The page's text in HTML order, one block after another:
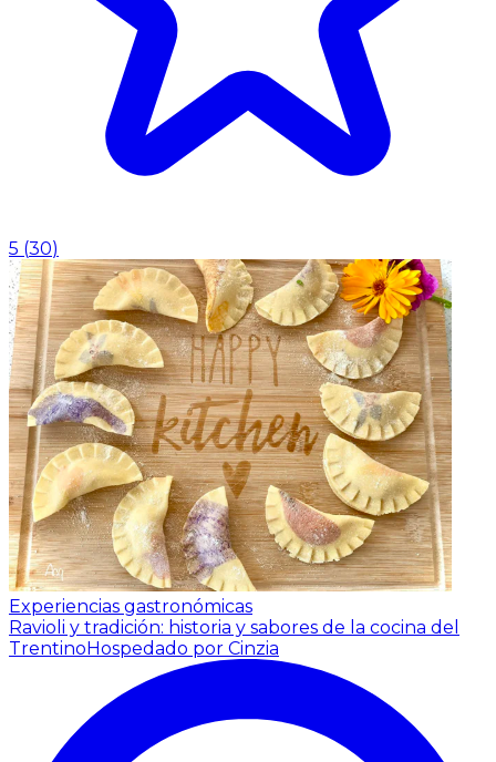
5 (30)
Experiencias gastronómicas
Ravioli y tradición: historia y sabores de la cocina del
TrentinoHospedado por Cinzia